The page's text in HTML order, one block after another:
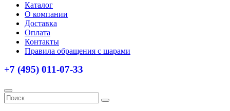
Каталог
О компании
Доставка
Оплата
Контакты
Правила обращения с шарами
+7 (495) 011-07-33